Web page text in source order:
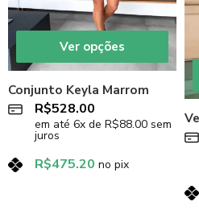
Ver opções
Conjunto Keyla Marrom
R$528.00
em até 6x de R$88.00 sem
juros
R$475.20 no pix